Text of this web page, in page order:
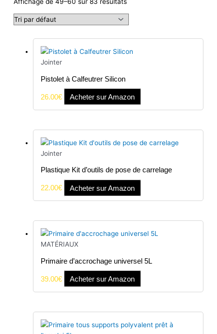
Affichage de 49–60 sur 83 résultats
Jointer
Pistolet à Calfeutrer Silicon
26.00€ Acheter sur Amazon
Jointer
Plastique Kit d’outils de pose de carrelage
22.00€ Acheter sur Amazon
MATÉRIAUX
Primaire d’accrochage universel 5L
39.00€ Acheter sur Amazon